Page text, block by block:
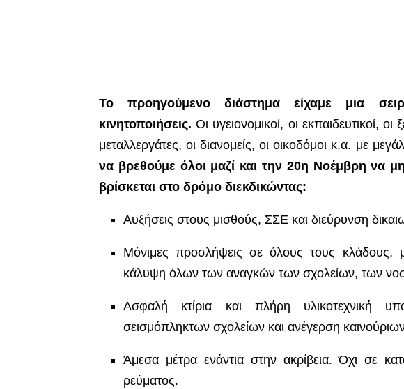
Το προηγούμενο διάστημα είχαμε μια
κινητοποιήσεις.Οι υγειονομικοί, οι εκπαιδευτικοί,
μεταλλεργάτες, οι διανομείς, οι οικοδόμοι κ.α. με
να βρεθούμε όλοι μαζί και την 20η Νοέμβρη να
βρίσκεται στο δρόμο διεκδικώντας:
Αυξήσεις στους μισθούς, ΣΣΕ και διεύρυνση
Μόνιμες προσλήψεις σε όλους τους κλάδους,
κάλυψη όλων των αναγκών των σχολείων, των
Ασφαλή κτίρια και πλήρη υλικοτεχνική
σεισμόπληκτων σχολείων και ανέγερση
Άμεσα μέτρα ενάντια στην ακρίβεια. Όχι σε
ρεύματος.